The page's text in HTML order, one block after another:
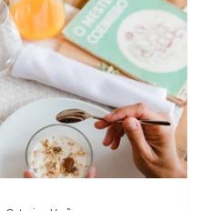
Consultoria Staff
Entrepreneur
Decorhotel Th2